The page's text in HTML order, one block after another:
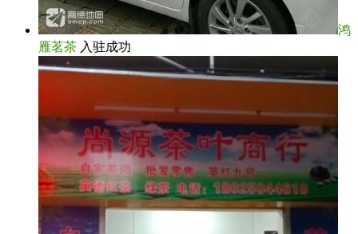
鸿
雁茗茶 入驻成功